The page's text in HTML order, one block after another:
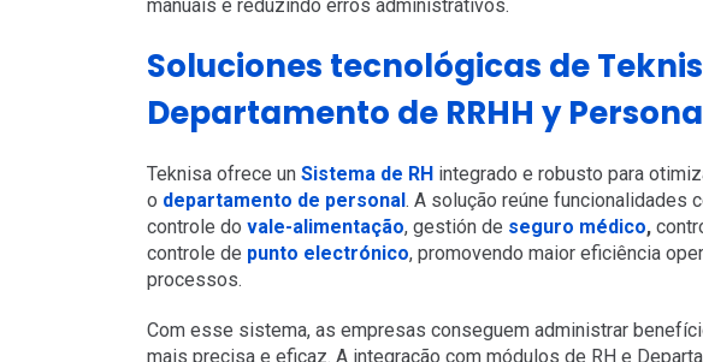
manuais e reduzindo erros administrativos.
Soluciones tecnológicas de
Departamento de RRHH y
Teknisa ofrece un Sistema de RHintegrado e robusto para
o departamento de personal. A solução reúne funcionalidades
controle do vale-alimentação, gestión de seguro médico,
controle de punto electrónico, promovendo maior eficiência
processos.
Com esse sistema, as empresas conseguem administrar
mais precisa e eficaz. A integração com módulos de RH e